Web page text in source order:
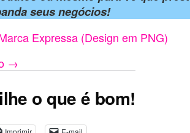
seus negócios!
Expressa (Design em PNG)
→
o que é bom!